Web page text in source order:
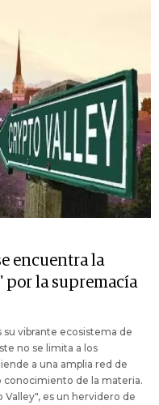
encuentra la
por la supremacía
vibrante ecosistema de
no se limita a los
a una amplia red de
conocimiento de la materia.
Valley", es un hervidero de